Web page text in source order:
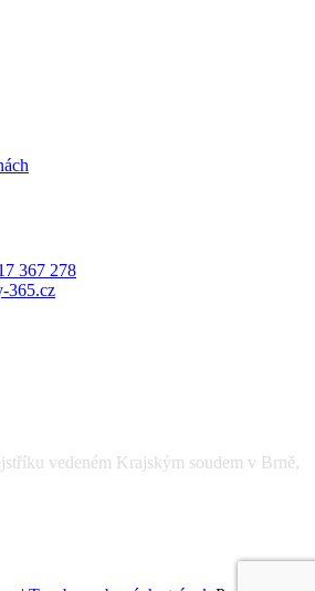
367 278
365.cz
vedeném Krajským soudem v Brně,